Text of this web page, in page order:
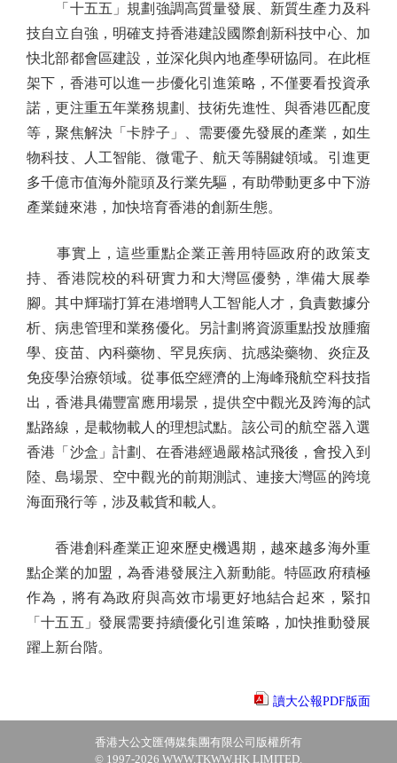
「十五五」規劃強調高質量發展、新質生產力及科
技自立自強，明確支持香港建設國際創新科技中心、加
快北部都會區建設，並深化與內地產學研協同。在此框
架下，香港可以進一步優化引進策略，不僅要看投資承
諾，更注重五年業務規劃、技術先進性、與香港匹配度
等，聚焦解決「卡脖子」、需要優先發展的產業，如生
物科技、人工智能、微電子、航天等關鍵領域。引進更
多千億市值海外龍頭及行業先驅，有助帶動更多中下游
產業鏈來港，加快培育香港的創新生態。
事實上，這些重點企業正善用特區政府的政策支
持、香港院校的科研實力和大灣區優勢，準備大展拳
腳。其中輝瑞打算在港增聘人工智能人才，負責數據分
析、病患管理和業務優化。另計劃將資源重點投放腫瘤
學、疫苗、內科藥物、罕見疾病、抗感染藥物、炎症及
免疫學治療領域。從事低空經濟的上海峰飛航空科技指
出，香港具備豐富應用場景，提供空中觀光及跨海的試
點路線，是載物載人的理想試點。該公司的航空器入選
香港「沙盒」計劃、在香港經過嚴格試飛後，會投入到
陸、島場景、空中觀光的前期測試、連接大灣區的跨境
海面飛行等，涉及載貨和載人。
香港創科產業正迎來歷史機遇期，越來越多海外重
點企業的加盟，為香港發展注入新動能。特區政府積極
作為，將有為政府與高效市場更好地結合起來，緊扣
「十五五」發展需要持續優化引進策略，加快推動發展
躍上新台階。
讀大公報PDF版面
香港大公文匯傳媒集團有限公司版權所有
© 1997-2026 WWW.TKWW.HK LIMITED.